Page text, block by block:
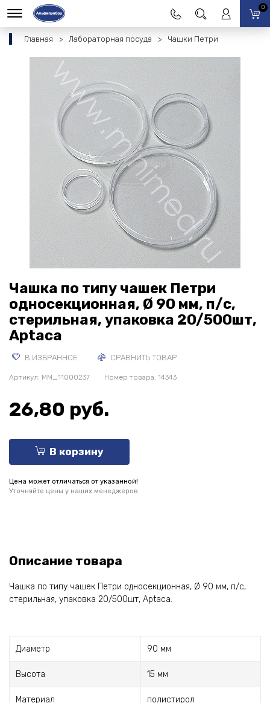
0
Главная Лабораторная посуда Чашки Петри
Чашка по типу чашек Петри
односекционная, Ø 90 мм, п/с,
стерильная, упаковка 20/500шт,
Aptaca
В ИЗБРАННОЕ СРАВНИТЬ ТОВАР
Артикул: MM_11000237 Номер товара: 14343
26,80 руб.
В корзину
Цена может отличаться от указанной!
Уточняйте цены у наших менеджеров.
Описание товара
Чашка по типу чашек Петри односекционная, Ø 90 мм, п/с,
стерильная, упаковка 20/500шт, Aptaca.
Диаметр 90 мм
Высота 15 мм
Материал полистирол